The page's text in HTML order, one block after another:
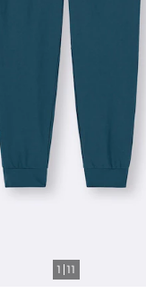
1 11